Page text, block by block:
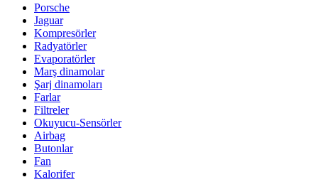
Porsche
Jaguar
Kompresörler
Radyatörler
Evaporatörler
Marş dinamolar
Şarj dinamoları
Farlar
Filtreler
Okuyucu-Sensörler
Airbag
Butonlar
Fan
Kalorifer